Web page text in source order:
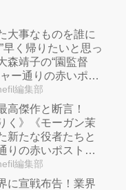
大事なものを誰に
早く帰りたいと思っ
森靖子の“園監督
ー通りの赤いポス
開催！
編集部
高傑作と断言！
く》《モーガン茉
新たな役者たちと
りの赤いポスト』
編集部
に宣戦布告！業界